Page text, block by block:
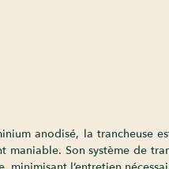
anodisé, la trancheuse
maniable. Son système de